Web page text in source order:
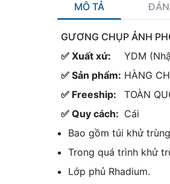
MÔ TẢ
GƯƠNG CHỤP ẢNH
✅ Xuất xứ:
YDM
✅ Sản phẩm: HÀNG
✅ Freeship:
TOÀN
✅ Quy cách: Cái
Bao gồm túi khử
Trong quá trình khử
Lớp phủ Rhadium.